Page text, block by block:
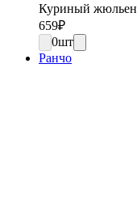
Куриный жюльен
659₽
0шт
Ранчо